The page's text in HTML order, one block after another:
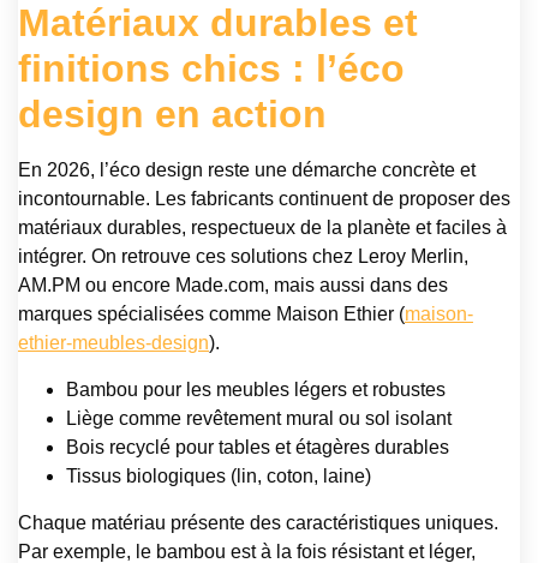
Matériaux durables et
finitions chics : l’éco
design en action
En 2026, l’éco design reste une démarche concrète et
incontournable. Les fabricants continuent de proposer des
matériaux durables, respectueux de la planète et faciles à
intégrer. On retrouve ces solutions chez Leroy Merlin,
AM.PM ou encore Made.com, mais aussi dans des
marques spécialisées comme Maison Ethier (maison-
ethier-meubles-design).
Bambou pour les meubles légers et robustes
Liège comme revêtement mural ou sol isolant
Bois recyclé pour tables et étagères durables
Tissus biologiques (lin, coton, laine)
Chaque matériau présente des caractéristiques uniques.
Par exemple, le bambou est à la fois résistant et léger,